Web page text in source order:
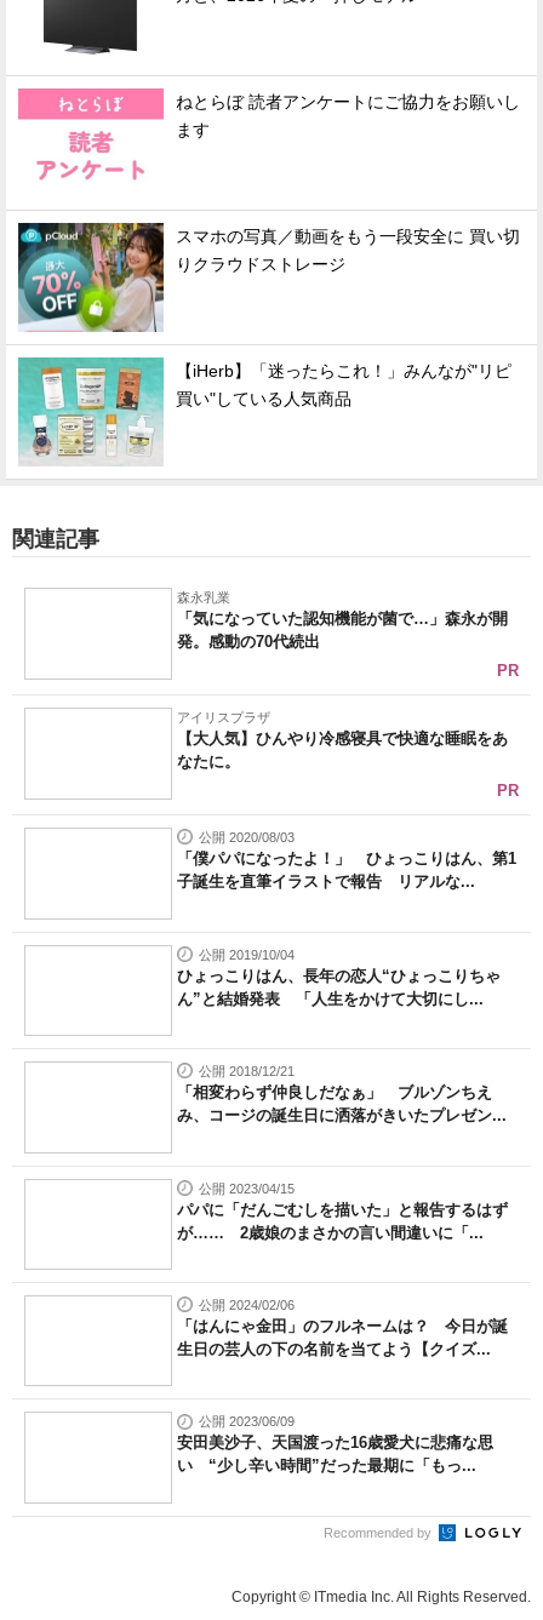
ねとらぼ 読者アンケートにご協力をお願いし
ます
スマホの写真／動画をもう一段安全に 買い切
りクラウドストレージ
【iHerb】「迷ったらこれ！」みんなが"リピ
買い"している人気商品
関連記事
森永乳業
「気になっていた認知機能が菌で…」森永が開
発。感動の70代続出
PR
アイリスプラザ
【大人気】ひんやり冷感寝具で快適な睡眠をあ
なたに。
PR
公開 2020/08/03
「僕パパになったよ！」 ひょっこりはん、第1
子誕生を直筆イラストで報告 リアルな...
公開 2019/10/04
ひょっこりはん、長年の恋人“ひょっこりちゃ
ん”と結婚発表 「人生をかけて大切にし...
公開 2018/12/21
「相変わらず仲良しだなぁ」 ブルゾンちえ
み、コージの誕生日に洒落がきいたプレゼン...
公開 2023/04/15
パパに「だんごむしを描いた」と報告するはず
が…… 2歳娘のまさかの言い間違いに「...
公開 2024/02/06
「はんにゃ金田」のフルネームは？ 今日が誕
生日の芸人の下の名前を当てよう【クイズ...
公開 2023/06/09
安田美沙子、天国渡った16歳愛犬に悲痛な思
い “少し辛い時間”だった最期に「もっ...
Recommended by
Copyright © ITmedia Inc. All Rights Reserved.